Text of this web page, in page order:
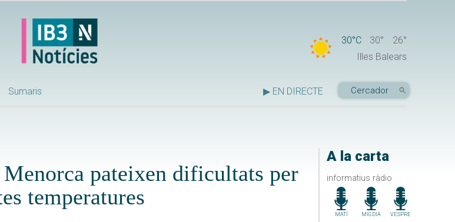
30°C 30°
26°
Illes Balears
Sumaris ▶ EN DIRECTE
A la carta
informatius ràdio
MATÍ MIGDIA VESPRE
pateixen dificultats per
temperatures